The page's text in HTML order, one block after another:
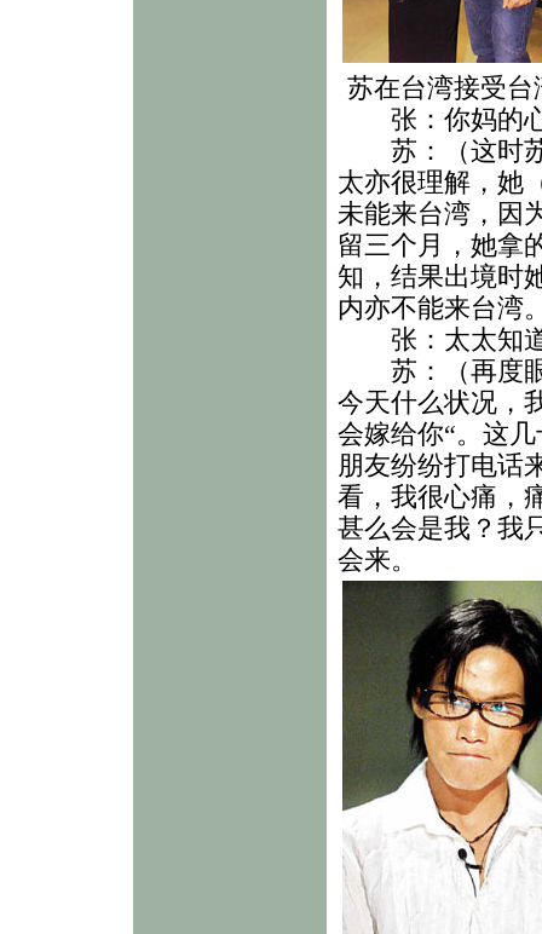
苏在台湾接受
张：你妈的
苏：（这时苏
太亦很理解，她
未能来台湾，因
留三个月，她拿
知，结果出境时
内亦不能来台湾
张：太太知道
苏：（再度眼
今天什么状况，
会嫁给你“。这
朋友纷纷打电话
看，我很心痛，
甚么会是我？我
会来。